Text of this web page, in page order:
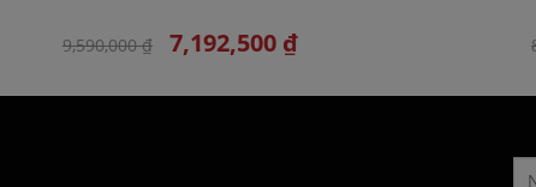
9,590,000 ₫ 7,192,500 ₫